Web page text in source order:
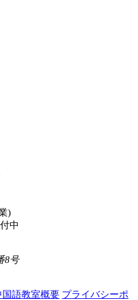
)
中
8号
国語教室概要 プライバシーポ